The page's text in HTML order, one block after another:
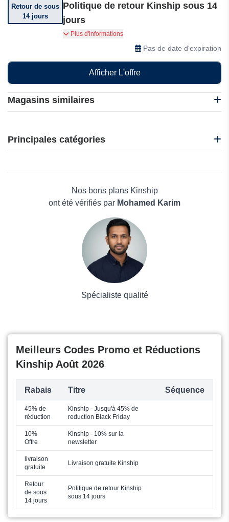
Magasins similaires
i-Run
Idakoos
Nasty Gal
Principales catégories
Maison & Jardin
Boissons
Nos bons plans Kinship
ont été vérifiés par Mohamed Karim
Spécialiste qualité
Retour de sous
14 jours
Politique de retour Kinship sous 14
jours
Vous pouvez retourner votre commande dans
les 14 jours suivant sa réception
Plus d'informations
Pas de date d'expiration
Afficher L'offre
Meilleurs Codes Promo et Réductions
Kinship Août 2026
Rabais Titre Séquence
45% de
réduction
Kinship - Jusqu'à 45% de
reduction Black Friday
10%
Offre
Kinship - 10% sur la
newsletter
livraison
gratuite
Livraison gratuite Kinship
Retour
de sous
14 jours
Politique de retour Kinship
sous 14 jours